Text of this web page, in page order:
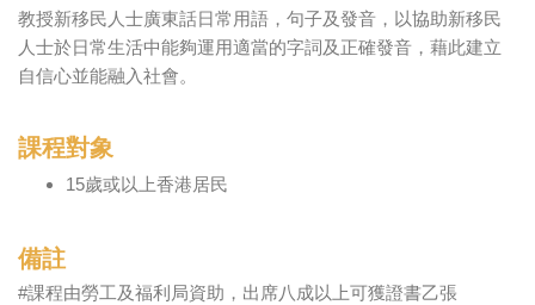
教授新移民人士廣東話日常用語，句子及發音，以協助新移民
人士於日常生活中能夠運用適當的字詞及正確發音，藉此建立
自信心並能融入社會。
課程對象
15歲或以上香港居民
備註
#課程由勞工及福利局資助，出席八成以上可獲證書乙張